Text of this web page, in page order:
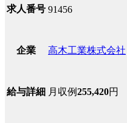
求人番号 91456
企業 高木工業株式会社
給与詳細 月収例255,420円